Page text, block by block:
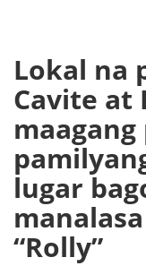
Lokal na
Cavite at
lugar
“Rolly”